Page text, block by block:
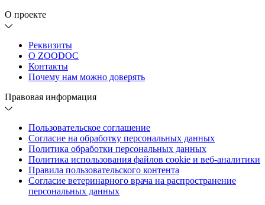
О проекте
Реквизиты
О ZOODOC
Контакты
Почему нам можно доверять
Правовая информация
Пользовательское соглашение
Согласие на обработку персональных данных
Политика обработки персональных данных
Политика использования файлов cookie и веб-аналитики
Правила пользовательского контента
Согласие ветеринарного врача на распространение
персональных данных